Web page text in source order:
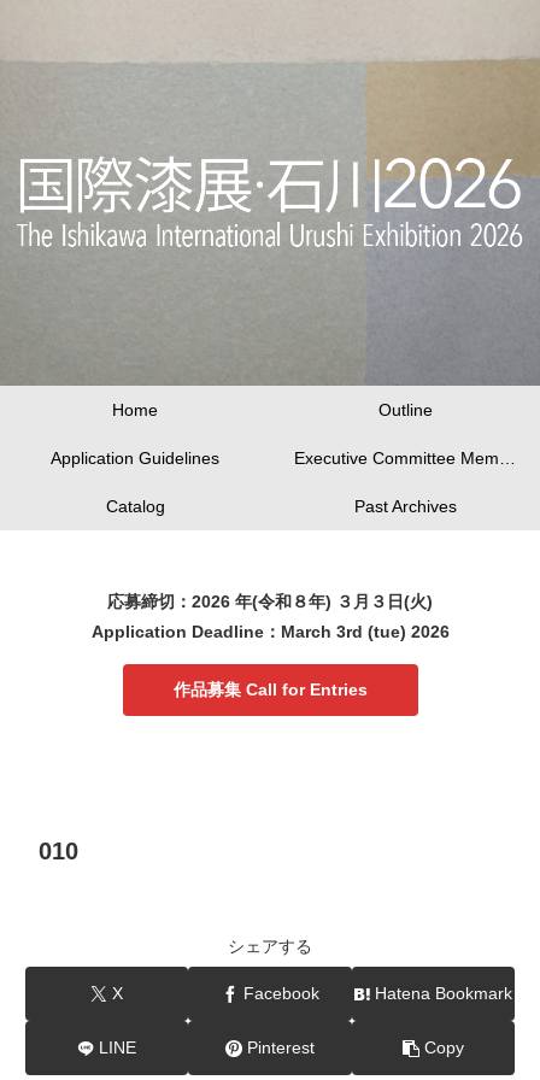
Home Outline
Application Guidelines
Catalog Past Archives
応募締切：2026 年(令和８年) ３月３日(火)
Application Deadline：March 3rd (tue) 2026
作品募集 Call for Entries
010
シェアする
X Facebook Hatena Bookmark
LINE Pinterest Copy